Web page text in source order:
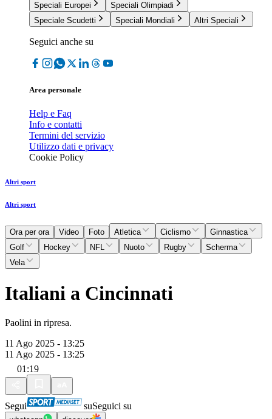
Speciali Europei
Speciali Olimpiadi
Speciale Scudetti
Speciali Mondiali Altri Speciali
Seguici anche su
Area personale
Help e Faq
Info e contatti
Termini del servizio
Utilizzo dati e privacy
Cookie Policy
Altri sport
Altri sport
Ora per ora Video Foto Atletica Ciclismo
Ginnastica
Golf
Hockey NFL Nuoto Rugby
Scherma
Vela
Italiani a Cincinnati
Paolini in ripresa.
11 Ago 2025 - 13:25
11 Ago 2025 - 13:25
01:19
Segui suSeguici su